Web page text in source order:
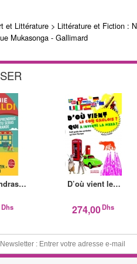
et Littérature > Littérature et Fiction :
Mukasonga - Gallimard
Dhs
D’où vient le…
274,00Dhs